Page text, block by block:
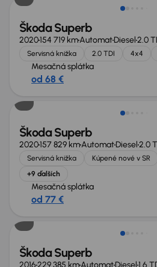
Škoda Superb
2020154 719 kmAutomatDiesel2.0
Servisná knižka 2.0 TDI 4x4
Mesačná splátka
od 68 €
Škoda Superb
2020157 829 kmAutomatDiesel2.0
Servisná knižka Kúpené nové v SR
+9 ďalších
Mesačná splátka
od 77 €
Škoda Superb
2016229 385 kmAutomatDiesel1.6